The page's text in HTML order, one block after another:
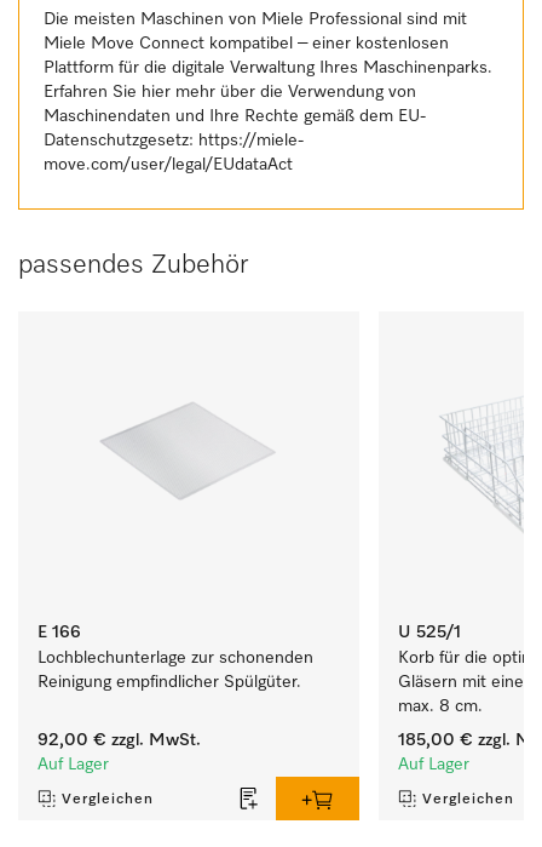
Die meisten Maschinen von Miele Professional sind mit
Miele Move Connect kompatibel – einer kostenlosen
Plattform für die digitale Verwaltung Ihres Maschinenparks.
Erfahren Sie hier mehr über die Verwendung von
Maschinendaten und Ihre Rechte gemäß dem EU-
Datenschutzgesetz: https://miele-
move.com/user/legal/EUdataAct
passendes Zubehör
E 166
Lochblechunterlage zur schonenden
Reinigung empfindlicher Spülgüter.
92,00 € zzgl. MwSt.
Auf Lager
Vergleichen
U 525/1
Korb für die
Gläsern mit
max. 8 cm.
185,00 € zzgl.
Auf Lager
Vergleichen